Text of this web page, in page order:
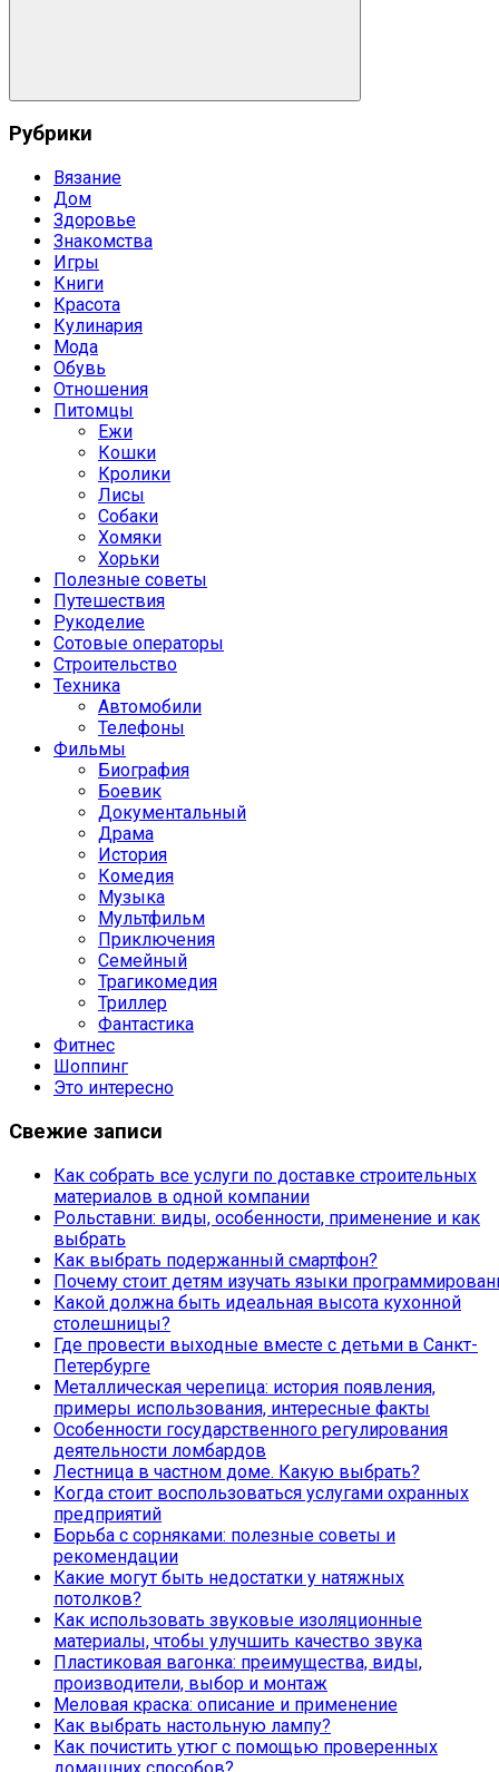
Поиск
Рубрики
Вязание
Дом
Здоровье
Знакомства
Игры
Книги
Красота
Кулинария
Мода
Обувь
Отношения
Питомцы
Ежи
Кошки
Кролики
Лисы
Собаки
Хомяки
Хорьки
Полезные советы
Путешествия
Рукоделие
Сотовые операторы
Строительство
Техника
Автомобили
Телефоны
Фильмы
Биография
Боевик
Документальный
Драма
История
Комедия
Музыка
Мультфильм
Приключения
Семейный
Трагикомедия
Триллер
Фантастика
Фитнес
Шоппинг
Это интересно
Свежие записи
Как собрать все услуги по доставке строительных
материалов в одной компании
Рольставни: виды, особенности, применение и как
выбрать
Как выбрать подержанный смартфон?
Почему стоит детям изучать языки
Какой должна быть идеальная высота кухонной
столешницы?
Где провести выходные вместе с детьми в Санкт-
Петербурге
Металлическая черепица: история появления,
примеры использования, интересные факты
Особенности государственного регулирования
деятельности ломбардов
Лестница в частном доме. Какую выбрать?
Когда стоит воспользоваться услугами охранных
предприятий
Борьба с сорняками: полезные советы и
рекомендации
Какие могут быть недостатки у натяжных
потолков?
Как использовать звуковые изоляционные
материалы, чтобы улучшить качество звука
Пластиковая вагонка: преимущества, виды,
производители, выбор и монтаж
Меловая краска: описание и применение
Как выбрать настольную лампу?
Как почистить утюг с помощью проверенных
домашних способов?